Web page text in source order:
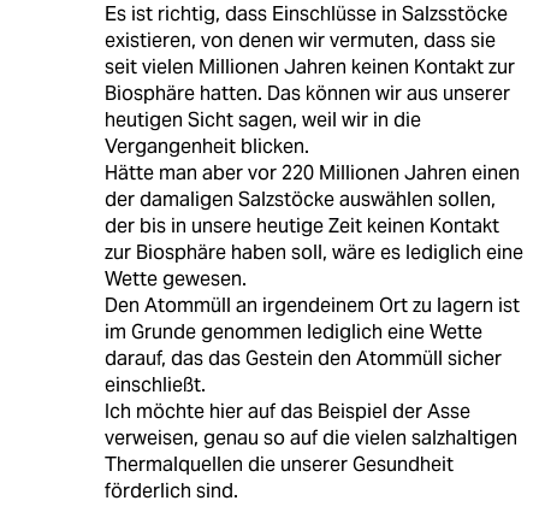
Es ist richtig, dass Einschlüsse in Salzsstöcke
existieren, von denen wir vermuten, dass sie
seit vielen Millionen Jahren keinen Kontakt zur
Biosphäre hatten. Das können wir aus unserer
heutigen Sicht sagen, weil wir in die
Vergangenheit blicken.
Hätte man aber vor 220 Millionen Jahren einen
der damaligen Salzstöcke auswählen sollen,
der bis in unsere heutige Zeit keinen Kontakt
zur Biosphäre haben soll, wäre es lediglich eine
Wette gewesen.
Den Atommüll an irgendeinem Ort zu lagern ist
im Grunde genommen lediglich eine Wette
darauf, das das Gestein den Atommüll sicher
einschließt.
Ich möchte hier auf das Beispiel der Asse
verweisen, genau so auf die vielen salzhaltigen
Thermalquellen die unserer Gesundheit
förderlich sind.